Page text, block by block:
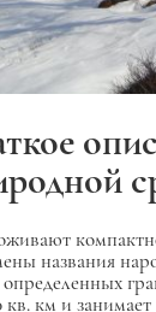
названия
определенных
км и